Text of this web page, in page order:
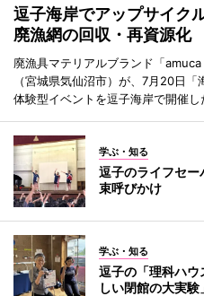
逗子海岸でアップサイク
廃漁網の回収・再資源化
廃漁具マテリアルブランド「
（宮城県気仙沼市）が、7月20日
体験型イベントを逗子海岸で開催し
学ぶ・知る
逗子のライフセ
束呼びかけ
学ぶ・知る
逗子の「理科ハ
しい閉館の大実験